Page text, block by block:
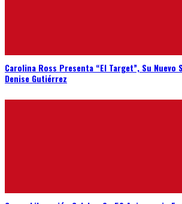
Carolina Ross Presenta “El Target”, Su Nuevo
Denise Gutiérrez